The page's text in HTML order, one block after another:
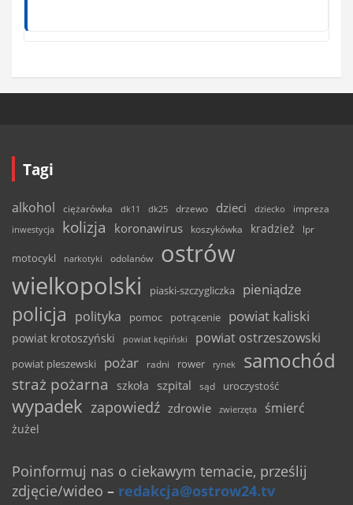
Tagi
alkohol ciężarówka dk11 dk25 drzewo dzieci dziecko
impreza
inwestycja
kolizja koronawirus koszykówka kradzież lpr
motocykl narkotyki odolanów
ostrów
wielkopolski
piaski-szczygliczka pieniądze
policja polityka pomoc potrącenie powiat kaliski
powiat krotoszyński powiat kępiński powiat ostrzeszowski
powiat pleszewski pożar radni rower rynek samochód
straż pożarna szkoła szpital sąd uroczystość
wypadek zapowiedź zdrowie zwierzęta śmierć
żużel
Poinformuj nas o ciekawym temacie, prześlij
zdjęcie/wideo – redakcja@ostrow24.tv